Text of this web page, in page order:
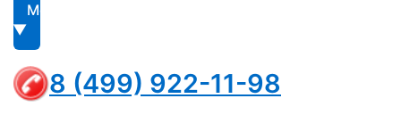
Меню
8 (499) 922-11-98